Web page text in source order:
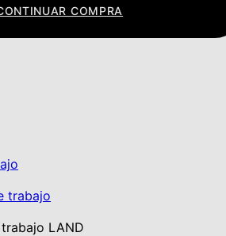
COMPRA
trabajo
LAND